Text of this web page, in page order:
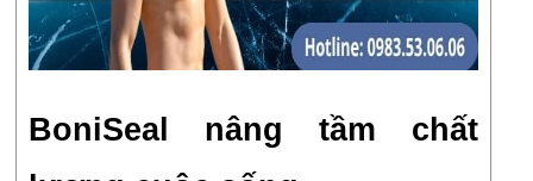
BoniSeal nâng tầm chất